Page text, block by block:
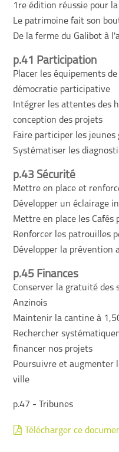
1re édition réussie pour
Le patrimoine fait son
De la ferme du Galibot à
p.41 Participation
Placer les équipements
démocratie participative
Intégrer les attentes des
conception des projets
Faire participer les jeunes
Systématiser les
p.43 Sécurité
Mettre en place et
Développer un éclairage
Mettre en place les Cafés
Renforcer les patrouilles
Développer la prévention
p.45 Finances
Conserver la gratuité des
Anzinois
Maintenir la cantine à
Rechercher
financer nos projets
Poursuivre et augmenter
ville
p.47 - Tribunes
Télécharger ce